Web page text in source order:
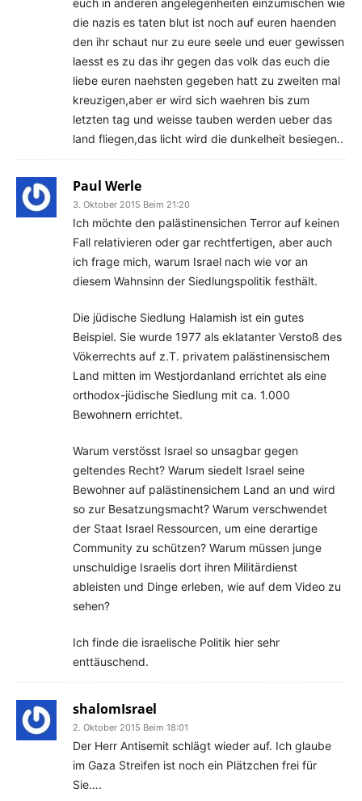
die nazis es taten blut ist noch auf euren haenden
den ihr schaut nur zu eure seele und euer gewissen
laesst es zu das ihr gegen das volk das euch die
liebe euren naehsten gegeben hatt zu zweiten mal
kreuzigen,aber er wird sich waehren bis zum
letzten tag und weisse tauben werden ueber das
land fliegen,das licht wird die dunkelheit besiegen..
Paul Werle
3. Oktober 2015 Beim 21:20
Ich möchte den palästinensichen Terror auf keinen
Fall relativieren oder gar rechtfertigen, aber auch
ich frage mich, warum Israel nach wie vor an
diesem Wahnsinn der Siedlungspolitik festhält.
Die jüdische Siedlung Halamish ist ein gutes
Beispiel. Sie wurde 1977 als eklatanter Verstoß des
Vökerrechts auf z.T. privatem palästinensischem
Land mitten im Westjordanland errichtet als eine
orthodox-jüdische Siedlung mit ca. 1.000
Bewohnern errichtet.
Warum verstösst Israel so unsagbar gegen
geltendes Recht? Warum siedelt Israel seine
Bewohner auf palästinensichem Land an und wird
so zur Besatzungsmacht? Warum verschwendet
der Staat Israel Ressourcen, um eine derartige
Community zu schützen? Warum müssen junge
unschuldige Israelis dort ihren Militärdienst
ableisten und Dinge erleben, wie auf dem Video zu
sehen?
Ich finde die israelische Politik hier sehr
enttäuschend.
shalomIsrael
2. Oktober 2015 Beim 18:01
Der Herr Antisemit schlägt wieder auf. Ich glaube
im Gaza Streifen ist noch ein Plätzchen frei für
Sie….